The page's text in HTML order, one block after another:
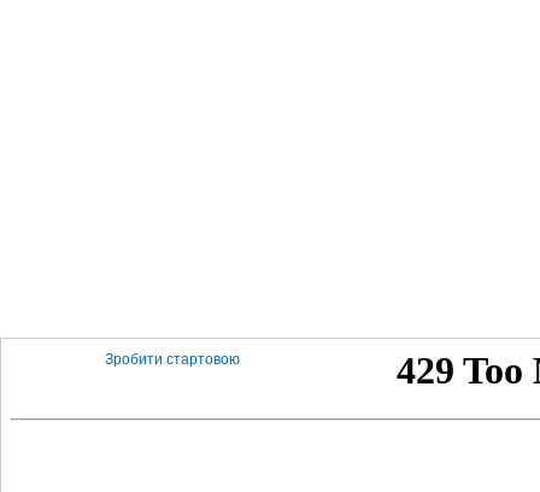
Зробити стартовою